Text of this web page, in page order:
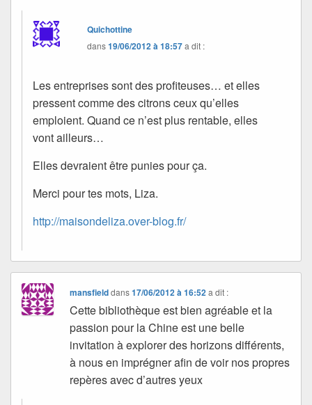
Quichottine
dans19/06/2012 à 18:57a dit :
Les entreprises sont des profiteuses… et elles
pressent comme des citrons ceux qu’elles
emploient. Quand ce n’est plus rentable, elles
vont ailleurs…
Elles devraient être punies pour ça.
Merci pour tes mots, Liza.
http://maisondeliza.over-blog.fr/
mansfielddans17/06/2012 à 16:52 a dit :
Cette bibliothèque est bien agréable et la
passion pour la Chine est une belle
invitation à explorer des horizons différents,
à nous en imprégner afin de voir nos propres
repères avec d’autres yeux